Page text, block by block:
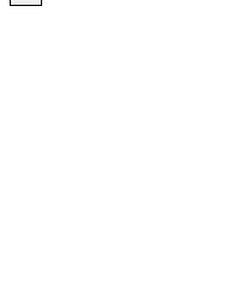
Schließen